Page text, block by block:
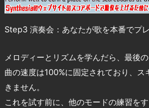
Step3 演奏会：あなたが歌を本番でプレ
メロディーとリズムを学んだら、最後の
曲の速度は100%に固定されており、ス
きません。
これを試す前に、他のモードの練習を